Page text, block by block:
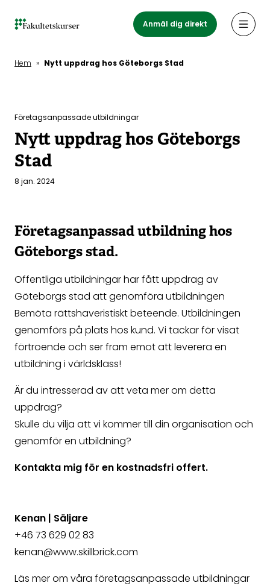
Anmäl dig direkt
Hem » Nytt uppdrag hos Göteborgs Stad
Företagsanpassade utbildningar
Nytt uppdrag hos Göteborgs
Stad
8 jan. 2024
Företagsanpassad utbildning hos
Göteborgs stad.
Offentliga utbildningar har fått uppdrag av
Göteborgs stad att genomföra utbildningen
Bemöta rättshaveristiskt beteende. Utbildningen
genomförs på plats hos kund. Vi tackar för visat
förtroende och ser fram emot att leverera en
utbildning i världsklass!
Är du intresserad av att veta mer om detta
uppdrag?
Skulle du vilja att vi kommer till din organisation och
genomför en utbildning?
Kontakta mig för en kostnadsfri offert.
Kenan | Säljare
+46 73 629 02 83
kenan@www.skillbrick.com
Läs mer om våra företagsanpassade utbildningar